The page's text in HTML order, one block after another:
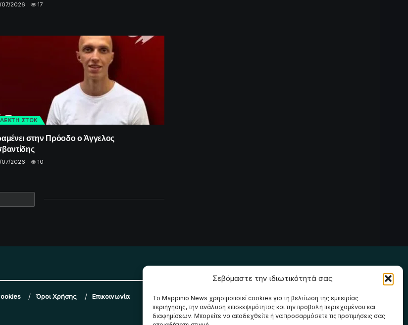
Σεβόμαστε την ιδιωτικότητά σας
Το Mappinio News χρησιμοποιεί cookies για τη βελτίωση της εμπειρίας
περιήγησης, την ανάλυση επισκεψιμότητας και την προβολή περιεχομένου και
διαφημίσεων. Μπορείτε να αποδεχθείτε ή να προσαρμόσετε τις προτιμήσεις σας
2026 17
ΣΤΟΚ
στην Πρόοδο ο Άγγελος
2026 10
Όροι Χρήσης Επικοινωνία